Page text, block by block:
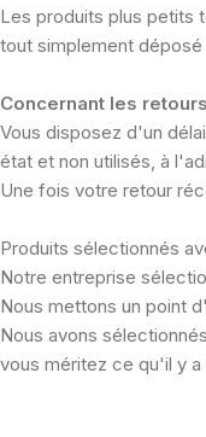
Les produits plus petits
tout simplement
Concernant les
Vous disposez d'un
état et non utilisés, à
Une fois votre retour
Produits sélectionnés
Notre entreprise
Nous mettons un point
Nous avons
vous méritez ce qu'il y